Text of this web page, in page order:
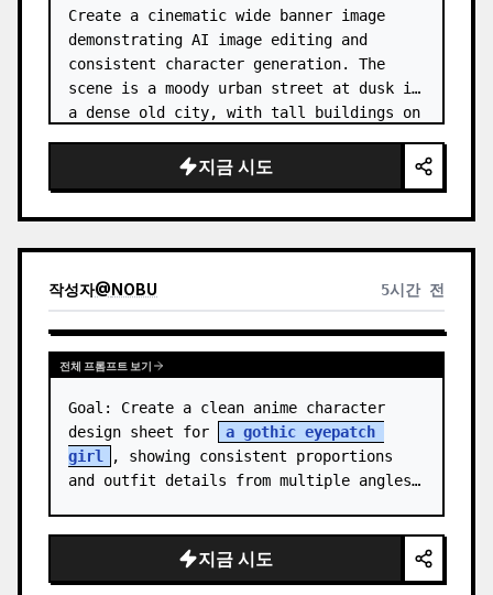
Create a cinematic wide banner image
demonstrating AI image editing and
consistent character generation. The
scene is a moody urban street at dusk in
a dense old city, with tall buildings on
moving cars, soft streetlights,…
지금 시도
작성자@NOBU 5시간 전
전체 프롬프트 보기
Goal: Create a clean anime character
design sheet for
a gothic eyepatch
girl
, showing consistent proportions
and outfit details from multiple angles.
character sheet, about 16…
지금 시도